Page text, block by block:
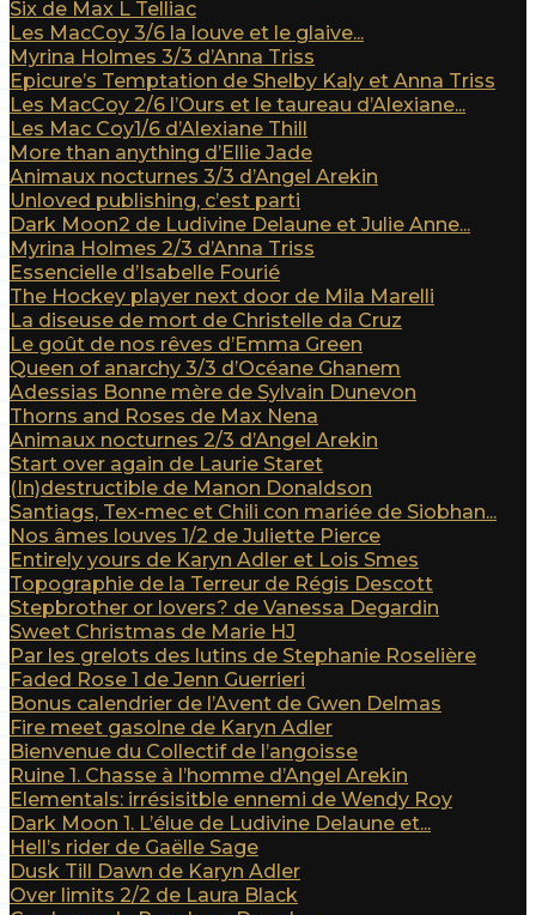
Six de Max L Telliac
Les MacCoy 3/6 la louve et le glaive...
Myrina Holmes 3/3 d’Anna Triss
Epicure’s Temptation de Shelby Kaly et Anna Triss
Les MacCoy 2/6 l’Ours et le taureau d’Alexiane...
Les Mac Coy1/6 d’Alexiane Thill
More than anything d’Ellie Jade
Animaux nocturnes 3/3 d’Angel Arekin
Unloved publishing, c’est parti
Dark Moon2 de Ludivine Delaune et Julie Anne...
Myrina Holmes 2/3 d’Anna Triss
Essencielle d’Isabelle Fourié
The Hockey player next door de Mila Marelli
La diseuse de mort de Christelle da Cruz
Le goût de nos rêves d’Emma Green
Queen of anarchy 3/3 d’Océane Ghanem
Adessias Bonne mère de Sylvain Dunevon
Thorns and Roses de Max Nena
Animaux nocturnes 2/3 d’Angel Arekin
Start over again de Laurie Staret
(In)destructible de Manon Donaldson
Santiags, Tex-mec et Chili con mariée de Siobhan...
Nos âmes louves 1/2 de Juliette Pierce
Entirely yours de Karyn Adler et Lois Smes
Topographie de la Terreur de Régis Descott
Stepbrother or lovers? de Vanessa Degardin
Sweet Christmas de Marie HJ
Par les grelots des lutins de Stephanie Roselière
Faded Rose 1 de Jenn Guerrieri
Bonus calendrier de l’Avent de Gwen Delmas
Fire meet gasolne de Karyn Adler
Bienvenue du Collectif de l’angoisse
Ruine 1. Chasse à l’homme d’Angel Arekin
Elementals: irrésisitble ennemi de Wendy Roy
Dark Moon 1. L’élue de Ludivine Delaune et...
Hell’s rider de Gaëlle Sage
Dusk Till Dawn de Karyn Adler
Over limits 2/2 de Laura Black